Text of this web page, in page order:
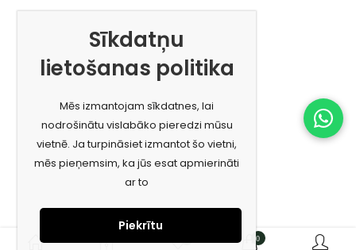
0
Sīkdatņu
lietošanas politika
Mēs izmantojam sīkdatnes, lai
nodrošinātu vislabāko pieredzi mūsu
vietnē. Ja turpināsiet izmantot šo vietni,
mēs pieņemsim, ka jūs esat apmierināti
ar to
Piekrītu